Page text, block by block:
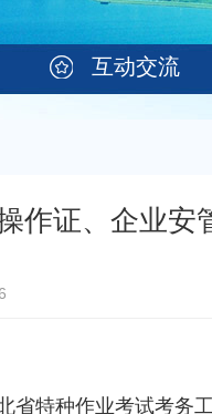
互动交流
作证、企业安
省特种作业考试考务